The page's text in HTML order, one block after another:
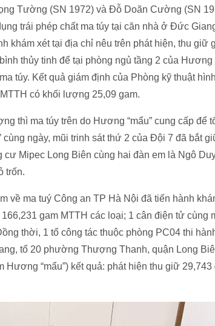
Tường (SN 1972) và Đỗ Doãn Cường (SN
trái phép chất ma túy tại căn nhà ở Đức
khám xét tại địa chỉ nêu trên phát hiện, thu giữ
thủy tinh để tại phòng ngủ tầng 2 của Hương
túy. Kết quả giám định của Phòng kỹ thuật
có khối lượng 25,09 gam.
thì ma túy trên do Hương “mẩu” cung cấp để
cùng ngày, mũi trinh sát thứ 2 của Đội 7 đã bắt
Mipec Long Biên cùng hai đàn em là Ngô
trốn.
về ma tuý Công an TP Hà Nội đã tiến hành
gam MTTH các loại; 1 cân điện tử cùng
thời, 1 tổ công tác thuộc phòng PC04 thi
tổ 20 phường Thượng Thanh, quận Long
Hương “mẩu”) kết quả: phát hiện thu giữ